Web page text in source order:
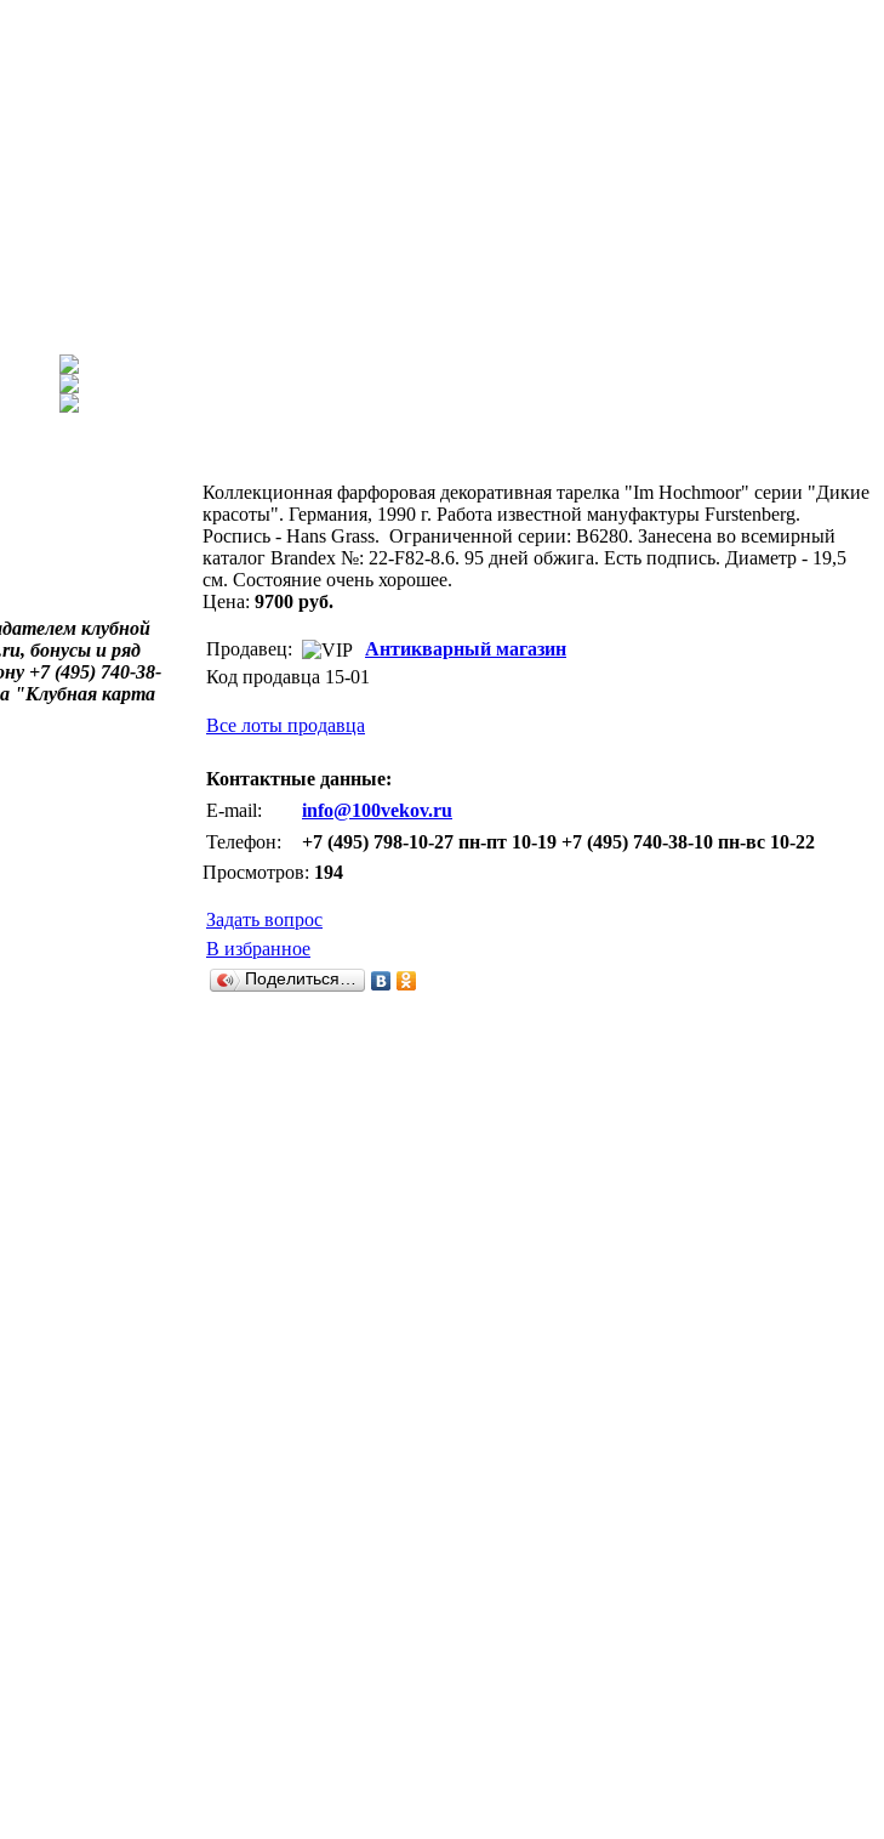
клубной
бонусы и ряд
+7 (495) 740-38-
"Клубная карта
Коллекционная фарфоровая декоративная тарелка "Im Hochmoor" серии "Дикие
красоты". Германия, 1990 г. Работа известной мануфактуры Furstenberg.
Роспись - Hans Grass. Ограниченной серии: B6280. Занесена во всемирный
каталог Brandex №: 22-F82-8.6. 95 дней обжига. Есть подпись. Диаметр - 19,5
см. Состояние очень хорошее.
Цена: 9700 руб.
Продавец:
Антикварный магазин
Код продавца 15-01
Все лоты продавца
Контактные данные:
E-mail:
info@100vekov.ru
Телефон:
+7 (495) 798-10-27 пн-пт 10-19 +7 (495) 740-38-10 пн-вс 10-22
Просмотров: 194
Задать вопрос
В избранное
Поделиться…